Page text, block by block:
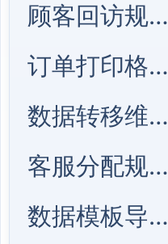
顾客回访规则管理
订单打印格式管理
数据转移维护管理
客服分配规则管理
数据模板导入